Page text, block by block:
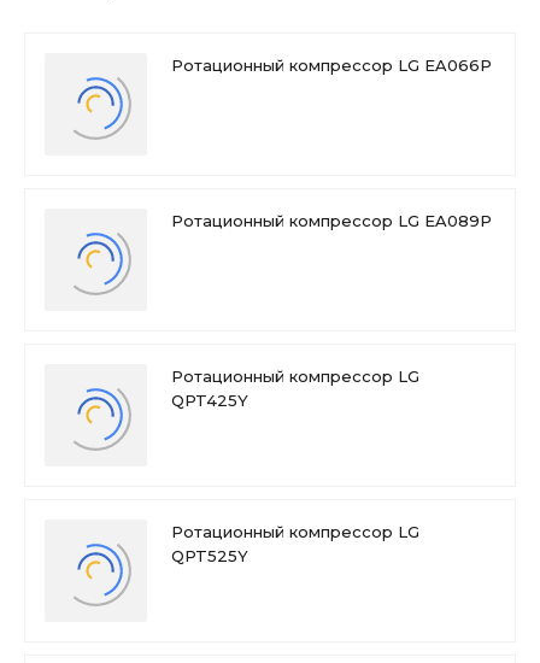
Ротационный компрессор LG EA066P
Ротационный компрессор LG EA089P
Ротационный компрессор LG
QPT425Y
Ротационный компрессор LG
QPT525Y